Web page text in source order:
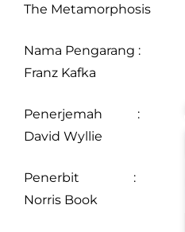
The Metamorphosis
Nama Pengarang :
Franz Kafka
Penerjemah :
David Wyllie
Penerbit :
Norris Book